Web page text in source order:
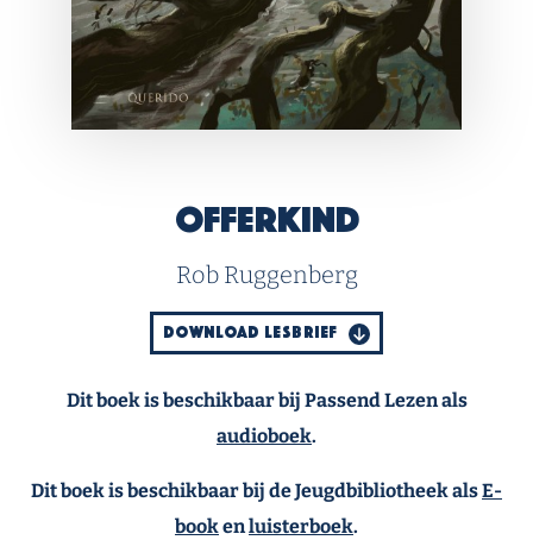
Offerkind
Rob Ruggenberg
DOWNLOAD LESBRIEF
Dit boek is beschikbaar bij Passend Lezen als
audioboek.
Dit boek is beschikbaar bij de Jeugdbibliotheek alsE-
bookenluisterboek.